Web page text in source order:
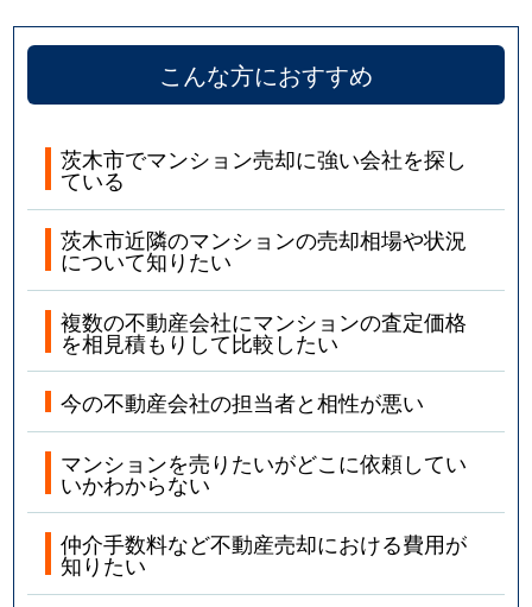
こんな方におすすめ
茨木市でマンション売却に強い会社を探し
ている
茨木市近隣のマンションの売却相場や状況
について知りたい
複数の不動産会社にマンションの査定価格
を相見積もりして比較したい
今の不動産会社の担当者と相性が悪い
マンションを売りたいがどこに依頼してい
いかわからない
仲介手数料など不動産売却における費用が
知りたい